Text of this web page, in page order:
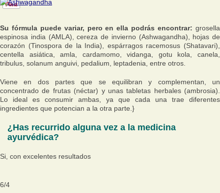
Su fórmula puede variar, pero en ella podrás encontrar: grosella
espinosa india (AMLA), cereza de invierno (Ashwagandha), hojas de
corazón (Tinospora de la India), espárragos racemosus (Shatavari),
centella asiática, amla, cardamomo, vidanga, gotu kola, canela,
tribulus, solanum anguivi, pedalium, leptadenia, entre otros.
Viene en dos partes que se equilibran y complementan, un
concentrado de frutas (néctar) y unas tabletas herbales (ambrosia).
Lo ideal es consumir ambas, ya que cada una trae diferentes
ingredientes que potencian a la otra parte.}
¿Has recurrido alguna vez a la medicina
ayurvédica?
Si, con excelentes resultados
6/4